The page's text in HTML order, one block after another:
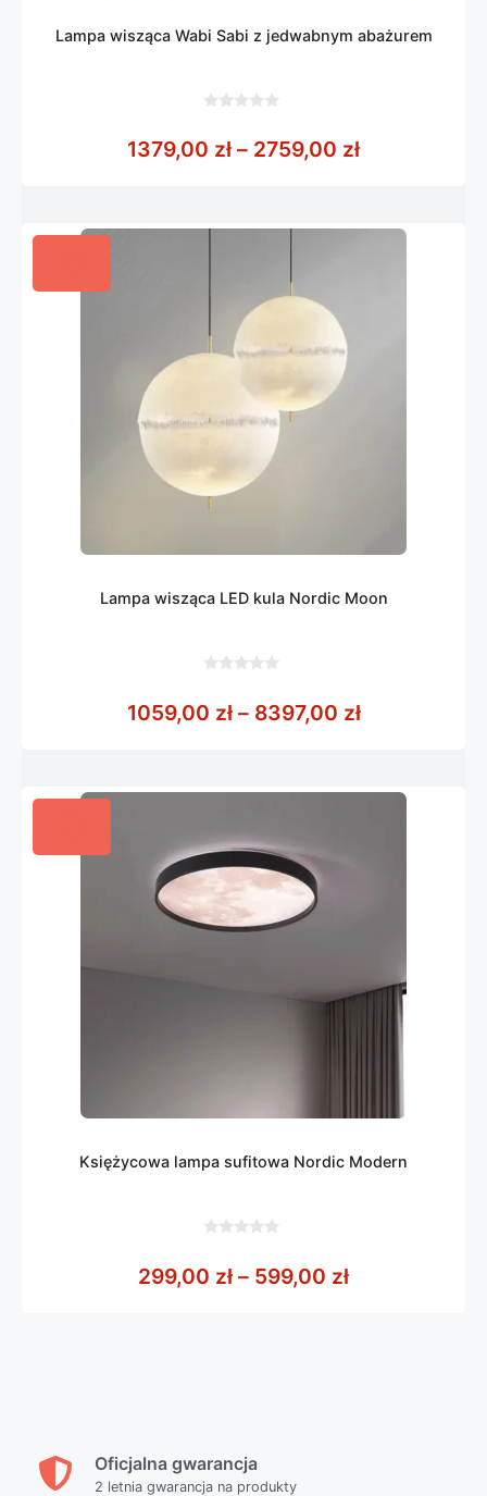
Lampa wisząca Wabi Sabi z jedwabnym abażurem
5
1379,00 zł – 2759,00 złZakres cen:
Lampa wisząca LED kula Nordic Moon
5
1059,00 zł – 8397,00 złZakres cen:
Księżycowa lampa sufitowa Nordic Modern
5
299,00 zł – 599,00 złZakres cen:
Oficjalna gwarancja
2 letnia gwarancja na produkty